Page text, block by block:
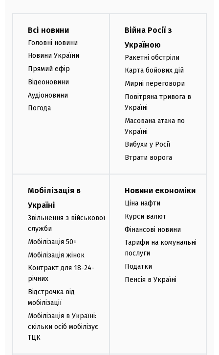
Всі новини
Головні новини
Новини України
Прямий ефір
Відеоновини
Аудіоновини
Погода
Війна Росії з
Україною
Ракетні обстріли
Карта бойових дій
Мирні переговори
Повітряна тривога в
Україні
Масована атака по
Україні
Вибухи у Росії
Втрати ворога
Мобілізація в
Україні
Звільнення з військової
служби
Мобілізація 50+
Мобілізація жінок
Контракт для 18-24-
річних
Відстрочка від
мобілізації
Мобілізація в Україні:
скільки осіб мобілізує
ТЦК
Новини економіки
Ціна нафти
Курси валют
Фінансові новини
Тарифи на комунальні
послуги
Податки
Пенсія в Україні